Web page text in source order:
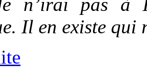
Il en existe qui